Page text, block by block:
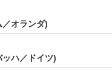
オランダ)
ハ／ドイツ)